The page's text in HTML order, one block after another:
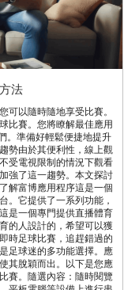
法
可以隨時隨地享受比賽。
比賽。您將瞭解最佳應用
。準備好輕鬆便捷地提升
勢由於其便利性，線上觀
受電視限制的情況下觀看
強了這一趨勢。本文探討
解富博應用程序這是一個
。它提供了一系列功能，
是一個專門提供直播體育
的人設計的，希望可以獲
時足球比賽，追趕錯過的
足球迷的多功能選擇。應
其脫穎而出。以下是您應
賽。隨選內容：隨時閱覽